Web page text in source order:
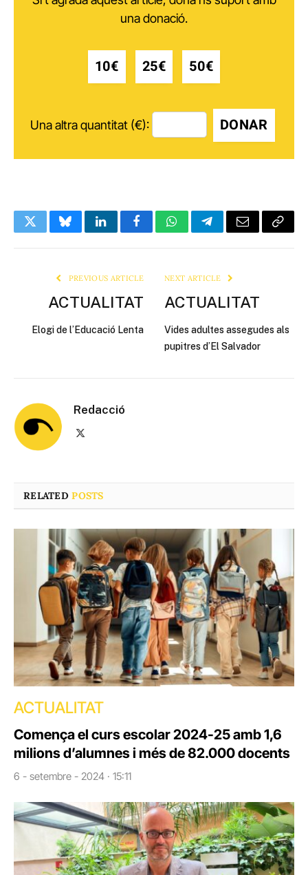
una donació.
10€ 25€ 50€
Una altra quantitat (€): DONAR
TwitterBlueskyLinkedInFacebookWhatsAppTelegramEmail Copy
PREVIOUS ARTICLE
ACTUALITAT
Elogi de l’Educació Lenta
NEXT ARTICLE
ACTUALITAT
Vides adultes assegudes als
pupitres d’El Salvador
Redacció
RELATEDPOSTS
ACTUALITAT
Comença el curs escolar 2024-25 amb 1,6
milions d’alumnes i més de 82.000 docents
6 - setembre - 2024 · 15:11